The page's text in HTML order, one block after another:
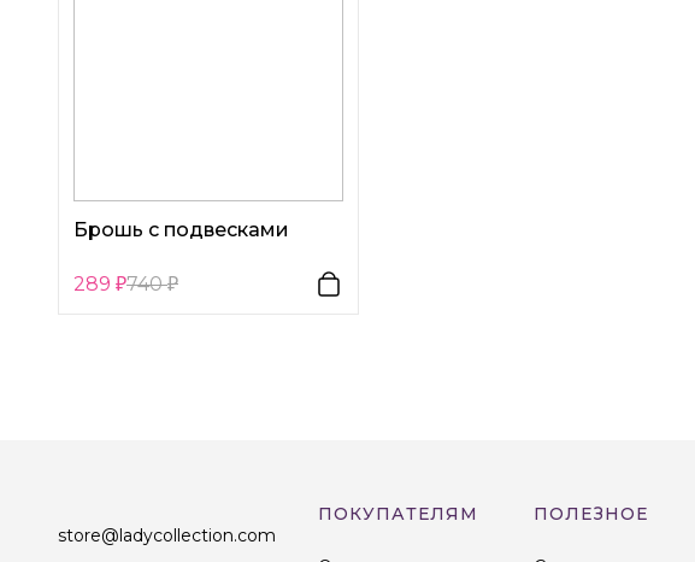
Брошь с подвесками
289 740
store@ladycollection.com
ПОКУПАТЕЛЯМ ПОЛЕЗНОЕ